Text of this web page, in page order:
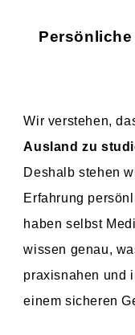
Wir verstehen,
Ausland zu
Deshalb stehen
Erfahrung
haben selbst
wissen genau,
praxisnahen und
einem sicheren